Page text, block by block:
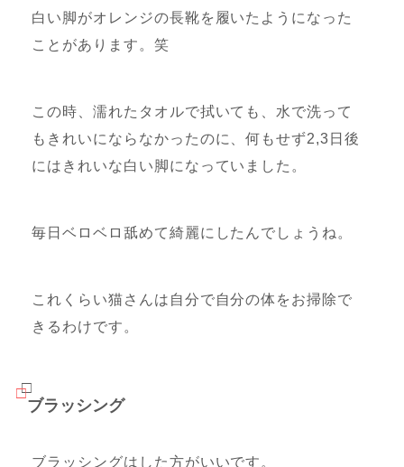
白い脚がオレンジの長靴を履いたようになった
ことがあります。笑
この時、濡れたタオルで拭いても、水で洗って
もきれいにならなかったのに、何もせず2,3日後
にはきれいな白い脚になっていました。
毎日ベロベロ舐めて綺麗にしたんでしょうね。
これくらい猫さんは自分で自分の体をお掃除で
きるわけです。
ブラッシング
ブラッシングはした方がいいです。